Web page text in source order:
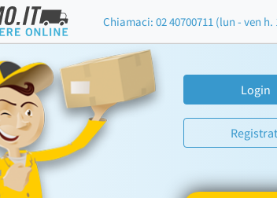
Chiamaci: 02 40700711 (lun - ven h.
Login